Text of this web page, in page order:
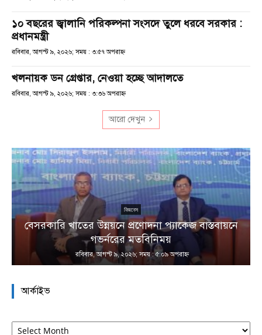
১০ বছরের জ্বালানি পরিকল্পনা সংসদে তুলে ধরবে সরকার :
প্রধানমন্ত্রী
রবিবার, আগস্ট ৯, ২০২৬; সময় : ৩:৫৭ অপরাহ্ণ
খলনায়ক ডন গ্রেপ্তার, নেওয়া হচ্ছে আদালতে
রবিবার, আগস্ট ৯, ২০২৬; সময় : ৩:৩৬ অপরাহ্ণ
আরো দেখুন
বিজনেস
বেসরকারি খাতের উন্নয়নে প্রণোদনা প্যাকেজ বাস্তবায়নে
গভর্নরের মতবিনিময়
রবিবার, আগস্ট ৯, ২০২৬; সময় : ৫:০৯ অপরাহ্ণ
আর্কাইভ
আর্কাইভ